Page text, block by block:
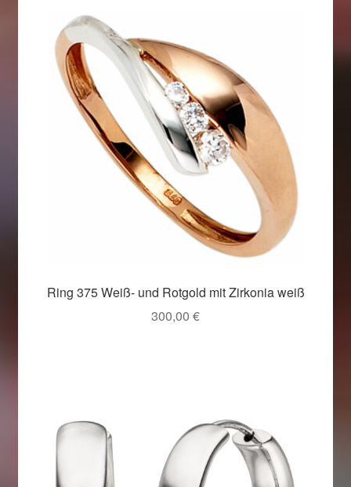
Ring 375 Weiß- und Rotgold mit Zirkonia weiß
300,00 €